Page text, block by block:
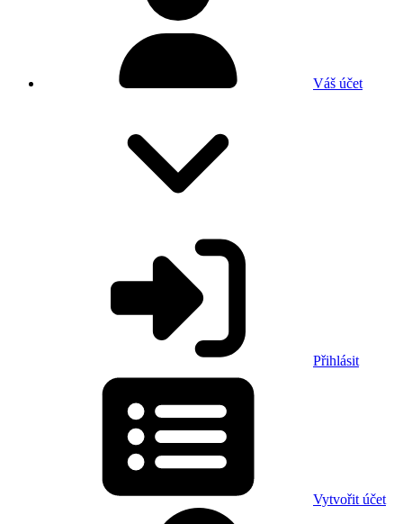
Váš účet
Přihlásit
Vytvořit účet